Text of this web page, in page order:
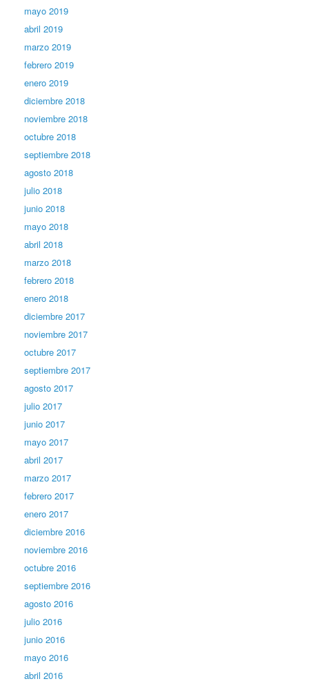
mayo 2019
abril 2019
marzo 2019
febrero 2019
enero 2019
diciembre 2018
noviembre 2018
octubre 2018
septiembre 2018
agosto 2018
julio 2018
junio 2018
mayo 2018
abril 2018
marzo 2018
febrero 2018
enero 2018
diciembre 2017
noviembre 2017
octubre 2017
septiembre 2017
agosto 2017
julio 2017
junio 2017
mayo 2017
abril 2017
marzo 2017
febrero 2017
enero 2017
diciembre 2016
noviembre 2016
octubre 2016
septiembre 2016
agosto 2016
julio 2016
junio 2016
mayo 2016
abril 2016